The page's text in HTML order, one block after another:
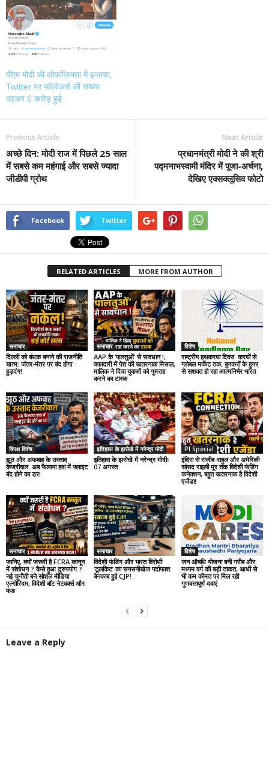
पीएम मोदी की लोकप्रियता में इजाफा,
Twitter पर फॉलोअर्स की संख्या
बढ़कर 6 करोड़ हुई
Previous Article
अच्छे दिन: मोदी राज में पिछले 25 साल
में सबसे कम महंगाई और सबसे ज्यादा
जीडीपी ग्रोथ
Next Article
प्रधानमंत्री मोदी ने की श्री
पद्मनाभस्वामी मंदिर में पूजा-अर्चना,
देखिए एक्सक्लूसिव फोटो
Facebook Twitter
RELATED ARTICLES MORE FROM AUTHOR
समाचार
दिल्ली को बंधक बनाने की राजनीति
खत्म: जंतर-मंतर पर बंद होगा
हुड़दंग!
समाचार
AAP के ‘पालतुओं’ से सावधान !,
वफादारी में पेश की खतरनाक मिसाल,
मालिक ने दिया युवाओं को गुमराह
करने का टास्क
विशेष
राष्ट्रीय हथकरघा दिवस: करघों से
ग्लोबल मार्केट तक, बुनकरों के हुनर
से सशक्त हो रहा आत्मनिर्भर भारत
विपक्ष विशेष
झूठ और अफवाह के उस्ताद
केजरीवाल: अब फैलाया हवा में फ्लाइट
बंद होने का डर!
इतिहास के झरोखे में नरेन्द्र मोदी
इतिहास के झरोखे में नरेन्द्र मोदीः
07 अगस्त
PI Special
इंदिरा से राजीव-राहुल और अमेरिकी
सांसद राइली मूर तक विदेशी फंडिंग
कनेक्शन, बहुत खतरनाक है विदेशी
एजेंडा!
समाचार
जानिए, क्यों जरूरी है FCRA कानून
में संशोधन ? कैसे हुआ दुरुपयोग ?
नई चुनौती बने सोशल मीडिया
एल्गोरिदम, विदेशी बॉट नेटवर्क्स और
फंड
समाचार
विदेशी फंडिंग और भारत विरोधी
‘टूलकिट’ का सनसनीखेज पर्दाफाश:
बेनकाब हुई CJP!
विशेष
जन औषधि योजना बनी गरीब और
मध्यम वर्ग की बड़ी ताकत, आधी से
भी कम कीमत पर मिल रही
गुणवत्तापूर्ण दवाएं
Leave a Reply